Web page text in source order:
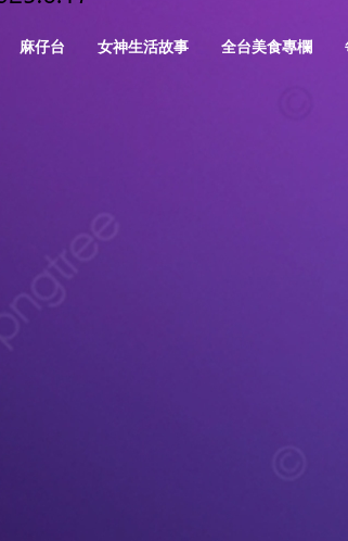
麻仔台 女神生活故事 全台美食專欄